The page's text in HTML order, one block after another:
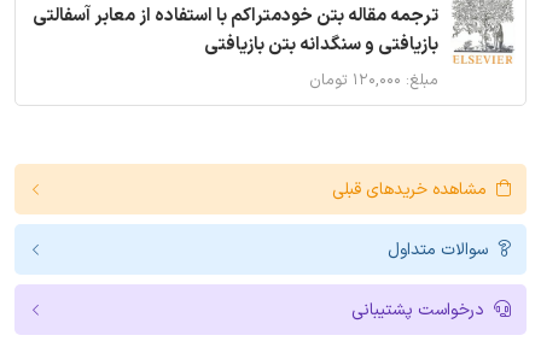
ترجمه مقاله بتن خودمتراکم با استفاده از معابر آسفالتی
بازیافتی و سنگدانه بتن بازیافتی
مبلغ: ۱۲۰,۰۰۰ تومان
مشاهده خریدهای قبلی
سوالات متداول
درخواست پشتیبانی